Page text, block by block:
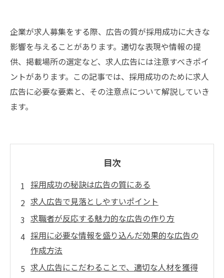
企業が求人募集をする際、広告の質が採用成功に大きな
影響を与えることがあります。適切な表現や情報の提
供、掲載場所の選定など、求人広告には注意すべきポイ
ントがあります。この記事では、採用成功のために求人
広告に必要な要素と、その注意点について解説していき
ます。
目次
採用成功の秘訣は広告の質にある
求人広告で見落としやすいポイント
求職者が反応する魅力的な広告の作り方
採用に必要な情報を盛り込んだ効果的な広告の
作成方法
求人広告にこだわることで、適切な人材を獲得